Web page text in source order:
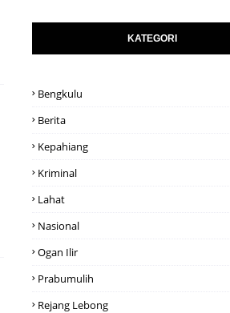
KATEGORI
Bengkulu
Berita
Kepahiang
Kriminal
Lahat
Nasional
Ogan Ilir
Prabumulih
Rejang Lebong